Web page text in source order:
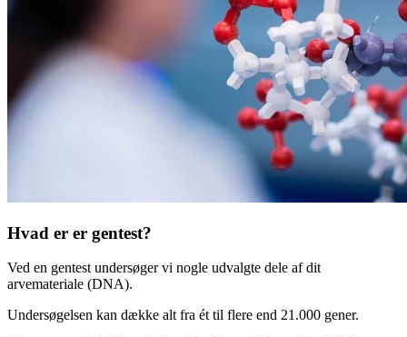
Hvad er er gentest?
Ved en gentest undersøger vi nogle udvalgte dele af dit
arvemateriale (DNA).
Undersøgelsen kan dække alt fra ét til flere end 21.000 gener.